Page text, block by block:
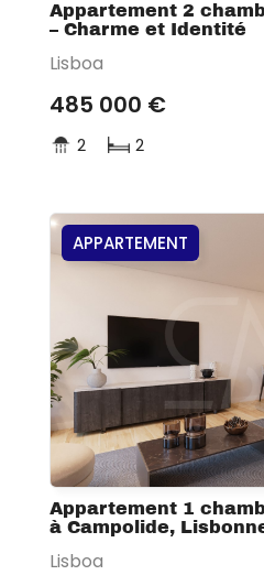
Appartement 2
– Charme et Identité
Lisboa
485 000 €
2 2
APPARTEMENT
Appartement 1
à Campolide,
Lisboa